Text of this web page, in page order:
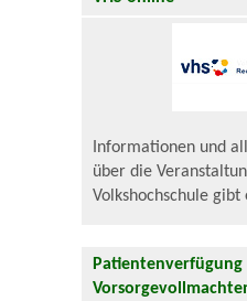
Informationen und
über die
Volkshochschule gibt
Patientenverfügung